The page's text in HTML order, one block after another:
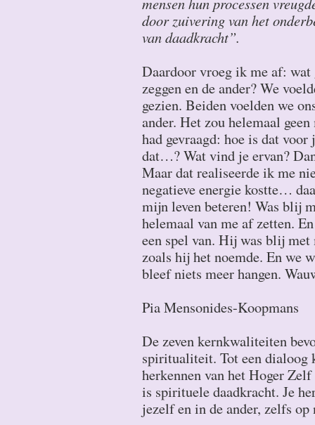
door zuivering van het
van daadkracht”.
Daardoor vroeg ik me af:
zeggen en de ander? We
gezien. Beiden voelden we
ander. Het zou helemaal
had gevraagd: hoe is dat
dat…? Wat vind je ervan?
Maar dat realiseerde ik me
negatieve energie kostte…
mijn leven beteren! Was blij
helemaal van me af zetten.
een spel van. Hij was blij met
zoals hij het noemde. En we
bleef niets meer hangen.
Pia Mensonides-Koopmans
De zeven kernkwaliteiten
spiritualiteit. Tot een dialoog
herkennen van het Hoger
is spirituele daadkracht. Je
jezelf en in de ander, zelfs op